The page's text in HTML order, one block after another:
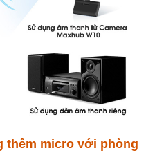
thêm micro với phòng